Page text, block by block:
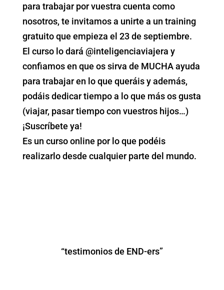
para trabajar por vuestra cuenta como
nosotros, te invitamos a unirte a un training
gratuito que empieza el 23 de septiembre.
El curso lo dará @inteligenciaviajera y
confiamos en que os sirva de MUCHA ayuda
para trabajar en lo que queráis y además,
podáis dedicar tiempo a lo que más os gusta
(viajar, pasar tiempo con vuestros hijos…)
¡Suscríbete ya!
Es un curso online por lo que podéis
realizarlo desde cualquier parte del mundo.
“testimonios de END-ers”